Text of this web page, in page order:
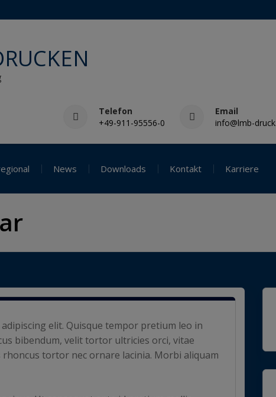
Telefon
+49-911-95556-0
Email
info@lmb-
News Downloads Kontakt Karriere
elit. Quisque tempor pretium leo in
bibendum, velit tortor ultricies orci, vitae
tortor nec ornare lacinia. Morbi aliquam